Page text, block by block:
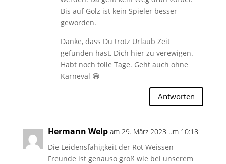
Bis auf Golz ist kein Spieler besser
geworden.
Danke, dass Du trotz Urlaub Zeit
gefunden hast, Dich hier zu verewigen.
Habt noch tolle Tage. Geht auch ohne
Karneval 😄
Antworten
Hermann Welp am 29. März 2023 um 10:18
Die Leidensfähigkeit der Rot Weissen
Freunde ist genauso groß wie bei unserem